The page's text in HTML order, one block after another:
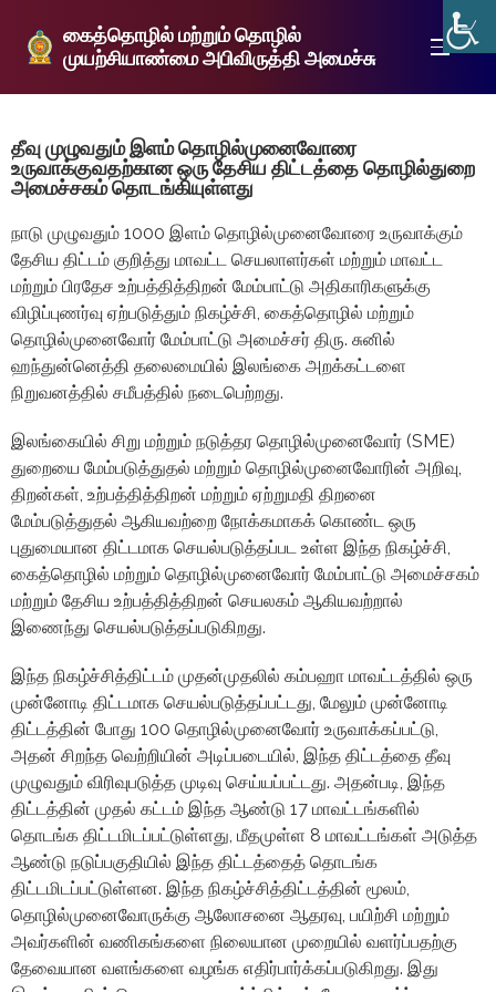
கைத்தொழில் மற்றும் தொழில்
முயற்சியாண்மை அபிவிருத்தி அமைச்சு
தீவு முழுவதும் இளம் தொழில்முனைவோரை
உருவாக்குவதற்கான ஒரு தேசிய திட்டத்தை தொழில்துறை
அமைச்சகம் தொடங்கியுள்ளது
நாடு முழுவதும் 1000 இளம் தொழில்முனைவோரை உருவாக்கும்
தேசிய திட்டம் குறித்து மாவட்ட செயலாளர்கள் மற்றும் மாவட்ட
மற்றும் பிரதேச உற்பத்தித்திறன் மேம்பாட்டு அதிகாரிகளுக்கு
விழிப்புணர்வு ஏற்படுத்தும் நிகழ்ச்சி, கைத்தொழில் மற்றும்
தொழில்முனைவோர் மேம்பாட்டு அமைச்சர் திரு. சுனில்
ஹந்துன்னெத்தி தலைமையில் இலங்கை அறக்கட்டளை
நிறுவனத்தில் சமீபத்தில் நடைபெற்றது.
இலங்கையில் சிறு மற்றும் நடுத்தர தொழில்முனைவோர் (SME)
துறையை மேம்படுத்துதல் மற்றும் தொழில்முனைவோரின் அறிவு,
திறன்கள், உற்பத்தித்திறன் மற்றும் ஏற்றுமதி திறனை
மேம்படுத்துதல் ஆகியவற்றை நோக்கமாகக் கொண்ட ஒரு
புதுமையான திட்டமாக செயல்படுத்தப்பட உள்ள இந்த நிகழ்ச்சி,
கைத்தொழில் மற்றும் தொழில்முனைவோர் மேம்பாட்டு அமைச்சகம்
மற்றும் தேசிய உற்பத்தித்திறன் செயலகம் ஆகியவற்றால்
இணைந்து செயல்படுத்தப்படுகிறது.
இந்த நிகழ்ச்சித்திட்டம் முதன்முதலில் கம்பஹா மாவட்டத்தில் ஒரு
முன்னோடி திட்டமாக செயல்படுத்தப்பட்டது, மேலும் முன்னோடி
திட்டத்தின் போது 100 தொழில்முனைவோர் உருவாக்கப்பட்டு,
அதன் சிறந்த வெற்றியின் அடிப்படையில், இந்த திட்டத்தை தீவு
முழுவதும் விரிவுபடுத்த முடிவு செய்யப்பட்டது. அதன்படி, இந்த
திட்டத்தின் முதல் கட்டம் இந்த ஆண்டு 17 மாவட்டங்களில்
தொடங்க திட்டமிடப்பட்டுள்ளது, மீதமுள்ள 8 மாவட்டங்கள் அடுத்த
ஆண்டு நடுப்பகுதியில் இந்த திட்டத்தைத் தொடங்க
திட்டமிடப்பட்டுள்ளன. இந்த நிகழ்ச்சித்திட்டத்தின் மூலம்,
தொழில்முனைவோருக்கு ஆலோசனை ஆதரவு, பயிற்சி மற்றும்
அவர்களின் வணிகங்களை நிலையான முறையில் வளர்ப்பதற்கு
தேவையான வளங்களை வழங்க எதிர்பார்க்கப்படுகிறது. இது